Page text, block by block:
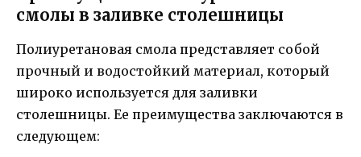
смолы в заливке столешницы
Полиуретановая смола представляет собой
прочный и водостойкий материал, который
широко используется для заливки
столешницы. Ее преимущества заключаются в
следующем: